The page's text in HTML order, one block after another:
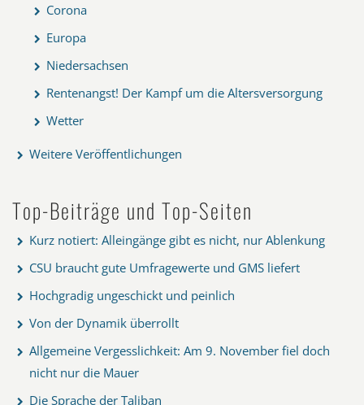
Corona
Europa
Niedersachsen
Rentenangst! Der Kampf um die Altersversorgung
Wetter
Weitere Veröffentlichungen
Top-Beiträge und Top-Seiten
Kurz notiert: Alleingänge gibt es nicht, nur Ablenkung
CSU braucht gute Umfragewerte und GMS liefert
Hochgradig ungeschickt und peinlich
Von der Dynamik überrollt
Allgemeine Vergesslichkeit: Am 9. November fiel doch
nicht nur die Mauer
Die Sprache der Taliban